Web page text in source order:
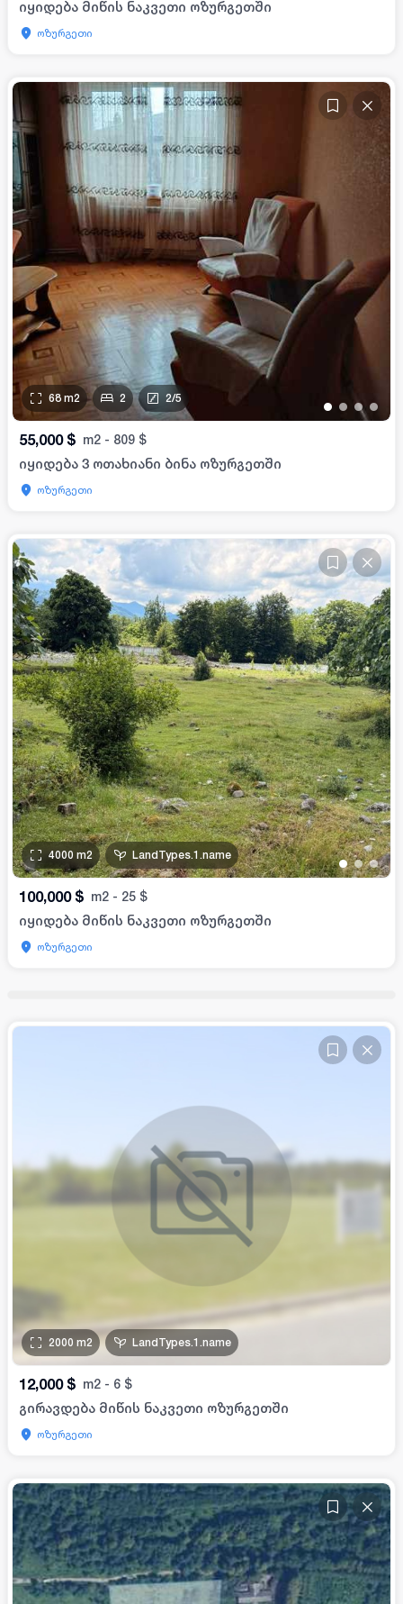
იყიდება მიწის ნაკვეთი ოზურგეთში
ოზურგეთი
• • • •
68 m2 2 2/5
55,000 $ m2 - 809 $
იყიდება 3 ოთახიანი ბინა ოზურგეთში
ოზურგეთი
•••
4000 m2 LandTypes.1.name
100,000 $ m2 - 25 $
იყიდება მიწის ნაკვეთი ოზურგეთში
ოზურგეთი
2000 m2 LandTypes.1.name
12,000 $ m2 - 6 $
გირავდება მიწის ნაკვეთი ოზურგეთში
ოზურგეთი